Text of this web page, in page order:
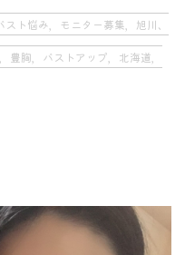
ト悩み，モニター募集，旭川、
胸，バストアップ，北海道，